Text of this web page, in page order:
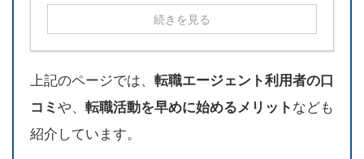
続きを見る
上記のページでは、 転職エージェント利用者の口
コミ や、 転職活動を早めに始めるメリット なども
紹介しています。